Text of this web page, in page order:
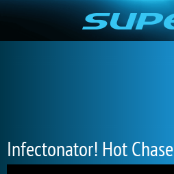
Infectonator! Hot Chase